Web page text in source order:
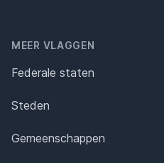
MEER VLAGGEN
Federale staten
Steden
Gemeenschappen